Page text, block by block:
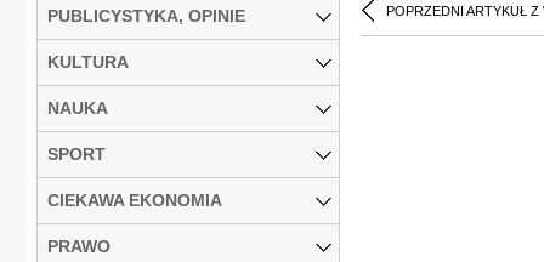
POPRZEDNI ARTYKUŁ Z
PUBLICYSTYKA, OPINIE
KULTURA
NAUKA
SPORT
CIEKAWA EKONOMIA
PRAWO